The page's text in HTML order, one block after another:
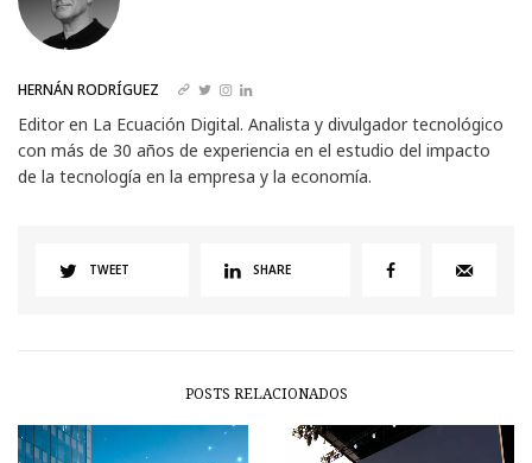
HERNÁN RODRÍGUEZ
Editor en La Ecuación Digital. Analista y divulgador tecnológico
con más de 30 años de experiencia en el estudio del impacto
de la tecnología en la empresa y la economía.
TWEET SHARE
POSTS RELACIONADOS